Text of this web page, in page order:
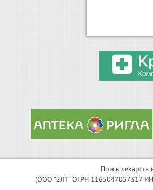
Поиск лекарств
(ООО "2ЛТ" ОГРН 1165047057317